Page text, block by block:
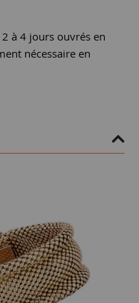
à 4 jours ouvrés en
nécessaire en